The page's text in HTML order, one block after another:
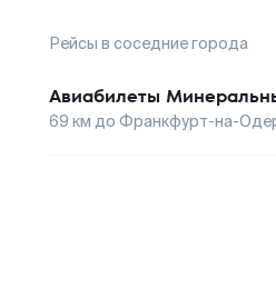
Рейсы в соседние города
Авиабилеты
69 км до Франкфурт-на-